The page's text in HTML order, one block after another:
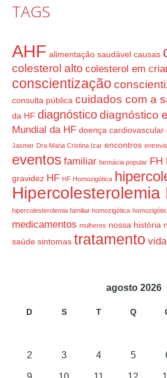
TAGS
AHF alimentação saudável causas
colesterol alto colesterol em
conscientização
consulta pública cuidados com a
da HF diagnósticodiagnóstico
Mundial da HF doença cardiovascular
Jasmer Dra Maria Cristina Izar encontros
eventos familiar farmácia popular FH
gravidez HF HF Homozigótica
Hipercolesterolemia
hipercolesterolemia familiar homozigótica
medicamentos mulheres nossa história
saúde sintomas tratamento
agosto 2026
D S T Q
2 3 4 5